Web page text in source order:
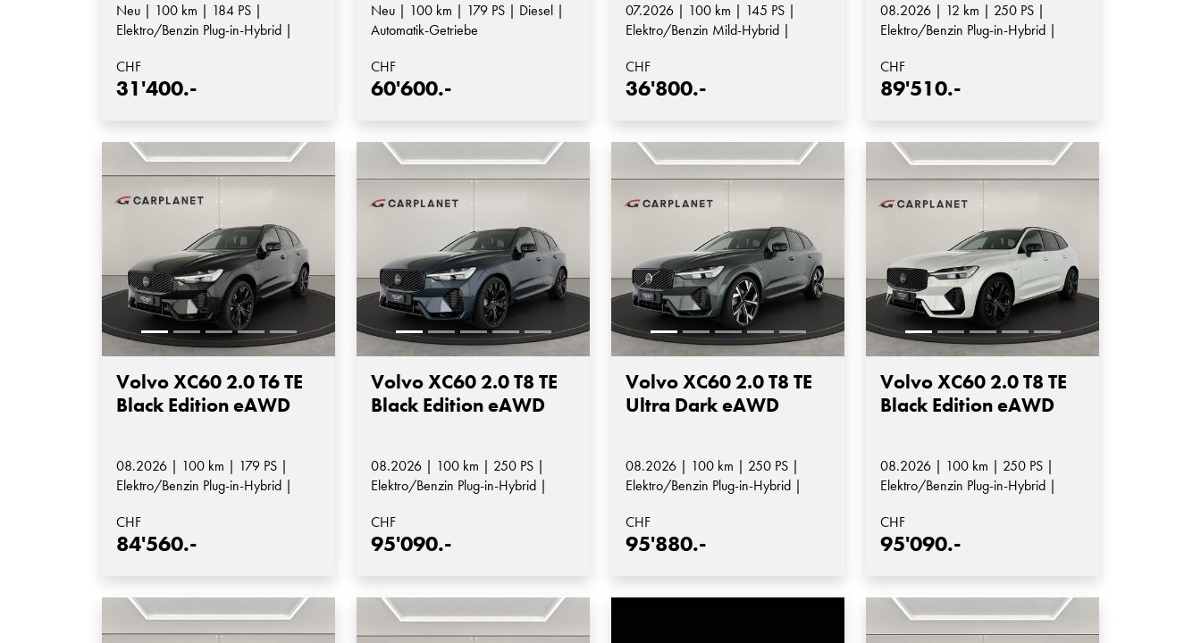
Neu | 100 km | 184 PS |
Elektro/Benzin Plug-in-Hybrid |
CHF
31'400.-
Neu | 100 km | 179 PS | Diesel |
Automatik-Getriebe
CHF
60'600.-
07.2026 | 100 km | 145 PS |
Elektro/Benzin Mild-Hybrid |
CHF
36'800.-
08.2026 | 12 km | 250 PS |
Elektro/Benzin Plug-in-Hybrid |
CHF
89'510.-
Volvo XC60 2.0 T6 TE
Black Edition eAWD
08.2026 | 100 km | 179 PS |
Elektro/Benzin Plug-in-Hybrid |
CHF
84'560.-
Volvo XC60 2.0 T8 TE
Black Edition eAWD
08.2026 | 100 km | 250 PS |
Elektro/Benzin Plug-in-Hybrid |
CHF
95'090.-
Volvo XC60 2.0 T8 TE
Ultra Dark eAWD
08.2026 | 100 km | 250 PS |
Elektro/Benzin Plug-in-Hybrid |
CHF
95'880.-
Volvo XC60 2.0 T8 TE
Black Edition eAWD
08.2026 | 100 km | 250 PS |
Elektro/Benzin Plug-in-Hybrid |
CHF
95'090.-